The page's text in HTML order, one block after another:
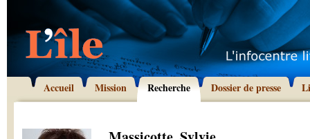
Accueil Mission Recherche Dossier de presse